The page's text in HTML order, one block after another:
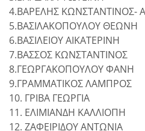
4.ΒΑΡΕΛΗΣ ΚΩΝΣΤΑΝΤΙΝΟΣ-
5.ΒΑΣΙΛΑΚΟΠΟΥΛΟΥ ΘΕΩΝΗ
6.ΒΑΣΙΛΕΙΟΥ ΑΙΚΑΤΕΡΙΝΗ
7.ΒΑΣΣΟΣ ΚΩΝΣΤΑΝΤΙΝΟΣ
8.ΓΕΩΡΓΑΚΟΠΟΥΛΟΥ ΦΑΝΗ
9.ΓΡΑΜΜΑΤΙΚΟΣ ΛΑΜΠΡΟΣ
10. ΓΡΙΒΑ ΓΕΩΡΓΙΑ
11. ΕΛΙΜΙΑΝΔΗ ΚΑΛΛΙΟΠΗ
12. ΖΑΦΕΙΡΙΔΟΥ ΑΝΤΩΝΙΑ